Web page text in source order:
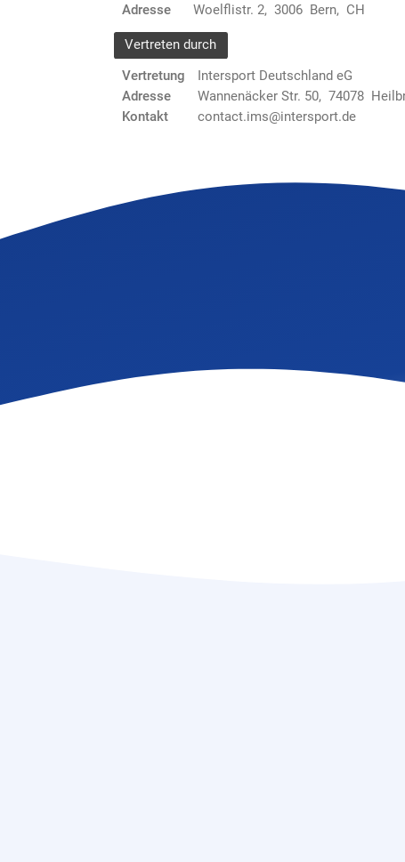
Adresse
Woelflistr. 2, 3006 Bern, CH
Vertreten durch
Vertretung
Intersport Deutschland eG
Adresse
Wannenäcker Str. 50, 74078
Kontakt
contact.ims@intersport.de